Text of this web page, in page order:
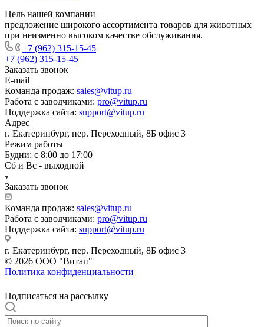
Цель нашей компании —
предложение широкого ассортимента товаров для животных
при неизменно высоком качестве обслуживания.
+7 (962) 315-15-45
+7 (962) 315-15-45
Заказать звонок
E-mail
Команда продаж: sales@vitup.ru
Работа с заводчиками: pro@vitup.ru
Поддержка сайта: support@vitup.ru
Адрес
г. Екатеринбург, пер. Переходный, 8Б офис 3
Режим работы
Будни: с 8:00 до 17:00
Сб и Вс - выходной
Заказать звонок
Команда продаж: sales@vitup.ru
Работа с заводчиками: pro@vitup.ru
Поддержка сайта: support@vitup.ru
г. Екатеринбург, пер. Переходный, 8Б офис 3
© 2026 ООО "Витап"
Политика конфиденциальности
Подписаться на рассылку